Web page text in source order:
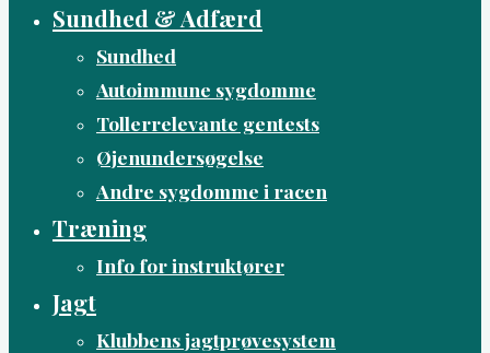
Sundhed & Adfærd
Sundhed
Autoimmune sygdomme
Tollerrelevante gentests
Øjenundersøgelse
Andre sygdomme i racen
Træning
Info for instruktører
Jagt
Klubbens jagtprøvesystem